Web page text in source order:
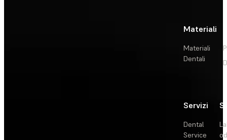
Materiali
Materiali
Dentali
Servizi
Dental
Service